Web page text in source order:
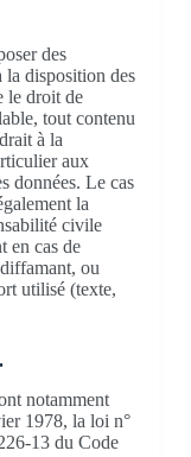
des
la disposition des
le droit de
tout contenu
à la
aux
données. Le cas
la
civile
en cas de
ou
utilisé (texte,
notamment
1978, la loi n°
13 du Code